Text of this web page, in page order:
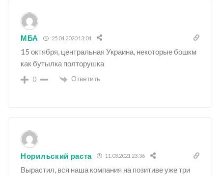
МБА 25.04.2020 13:04
15 октября, центральная Украина, некоторые бошкм
как бутылка полторушка
0 Ответить
Норильский раста 11.03.2021 23:36
Вырастил, вся наша компания на позитиве уже три